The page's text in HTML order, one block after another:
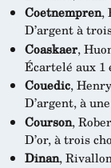
Coetnempren,
D’argent à
Coaskaer,
Écartelé aux 1
Couedic,
D’argent, à
Courson,
D’or, à trois
Dinan,